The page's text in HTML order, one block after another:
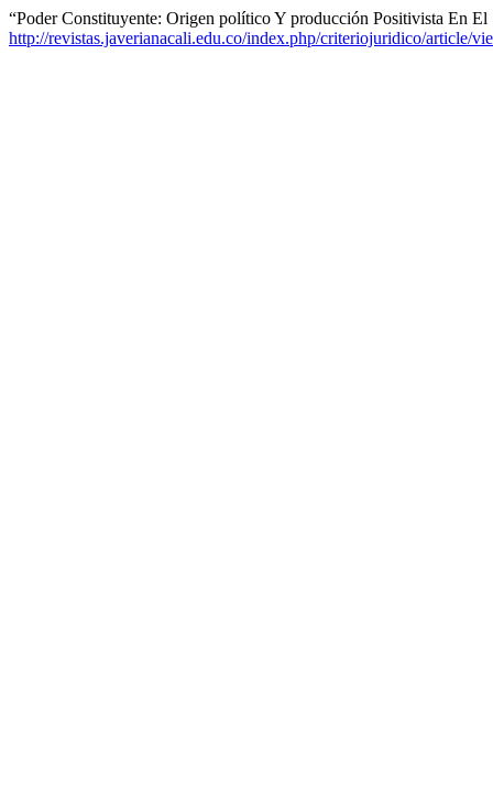
“Poder Constituyente: Origen político Y producción Positivista En
http://revistas.javerianacali.edu.co/index.php/criteriojuridico/article/